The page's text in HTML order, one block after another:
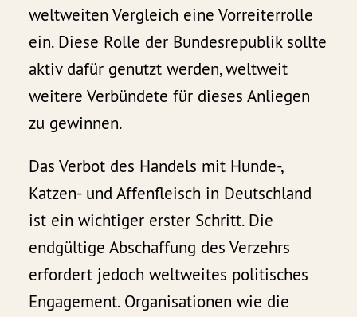
weltweiten Vergleich eine Vorreiterrolle
ein. Diese Rolle der Bundesrepublik sollte
aktiv dafür genutzt werden, weltweit
weitere Verbündete für dieses Anliegen
zu gewinnen.
Das Verbot des Handels mit Hunde-,
Katzen- und Affenfleisch in Deutschland
ist ein wichtiger erster Schritt. Die
endgültige Abschaffung des Verzehrs
erfordert jedoch weltweites politisches
Engagement. Organisationen wie die